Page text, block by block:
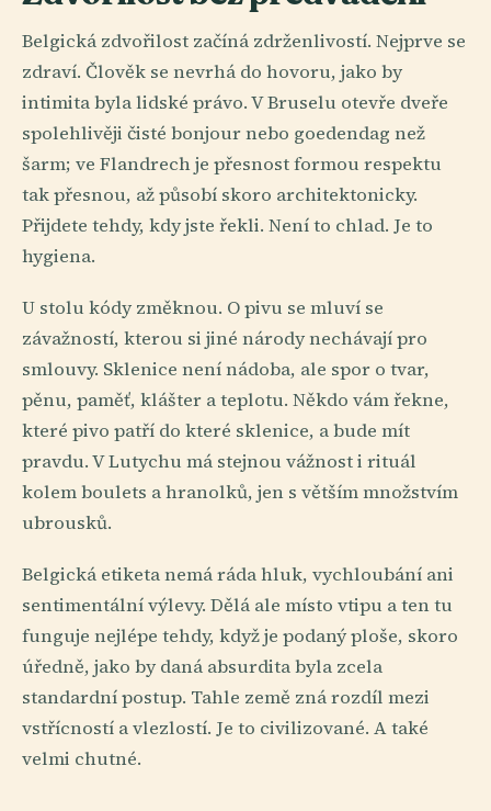
Belgická zdvořilost začíná zdrženlivostí. Nejprve se
zdraví. Člověk se nevrhá do hovoru, jako by
intimita byla lidské právo. V Bruselu otevře dveře
spolehlivěji čisté bonjour nebo goedendag než
šarm; ve Flandrech je přesnost formou respektu
tak přesnou, až působí skoro architektonicky.
Přijdete tehdy, kdy jste řekli. Není to chlad. Je to
hygiena.
U stolu kódy změknou. O pivu se mluví se
závažností, kterou si jiné národy nechávají pro
smlouvy. Sklenice není nádoba, ale spor o tvar,
pěnu, paměť, klášter a teplotu. Někdo vám řekne,
které pivo patří do které sklenice, a bude mít
pravdu. V Lutychu má stejnou vážnost i rituál
kolem boulets a hranolků, jen s větším množstvím
ubrousků.
Belgická etiketa nemá ráda hluk, vychloubání ani
sentimentální výlevy. Dělá ale místo vtipu a ten tu
funguje nejlépe tehdy, když je podaný ploše, skoro
úředně, jako by daná absurdita byla zcela
standardní postup. Tahle země zná rozdíl mezi
vstřícností a vlezlostí. Je to civilizované. A také
velmi chutné.